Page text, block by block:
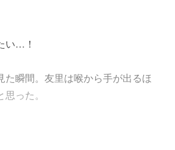
い…！
た瞬間。友里は喉から手が出るほ
った。